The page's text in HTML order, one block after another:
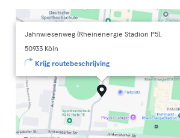
Jahnwiesenweg (Rheinenergie Stadion P5),
50933 Köln
Krijg routebeschrijving